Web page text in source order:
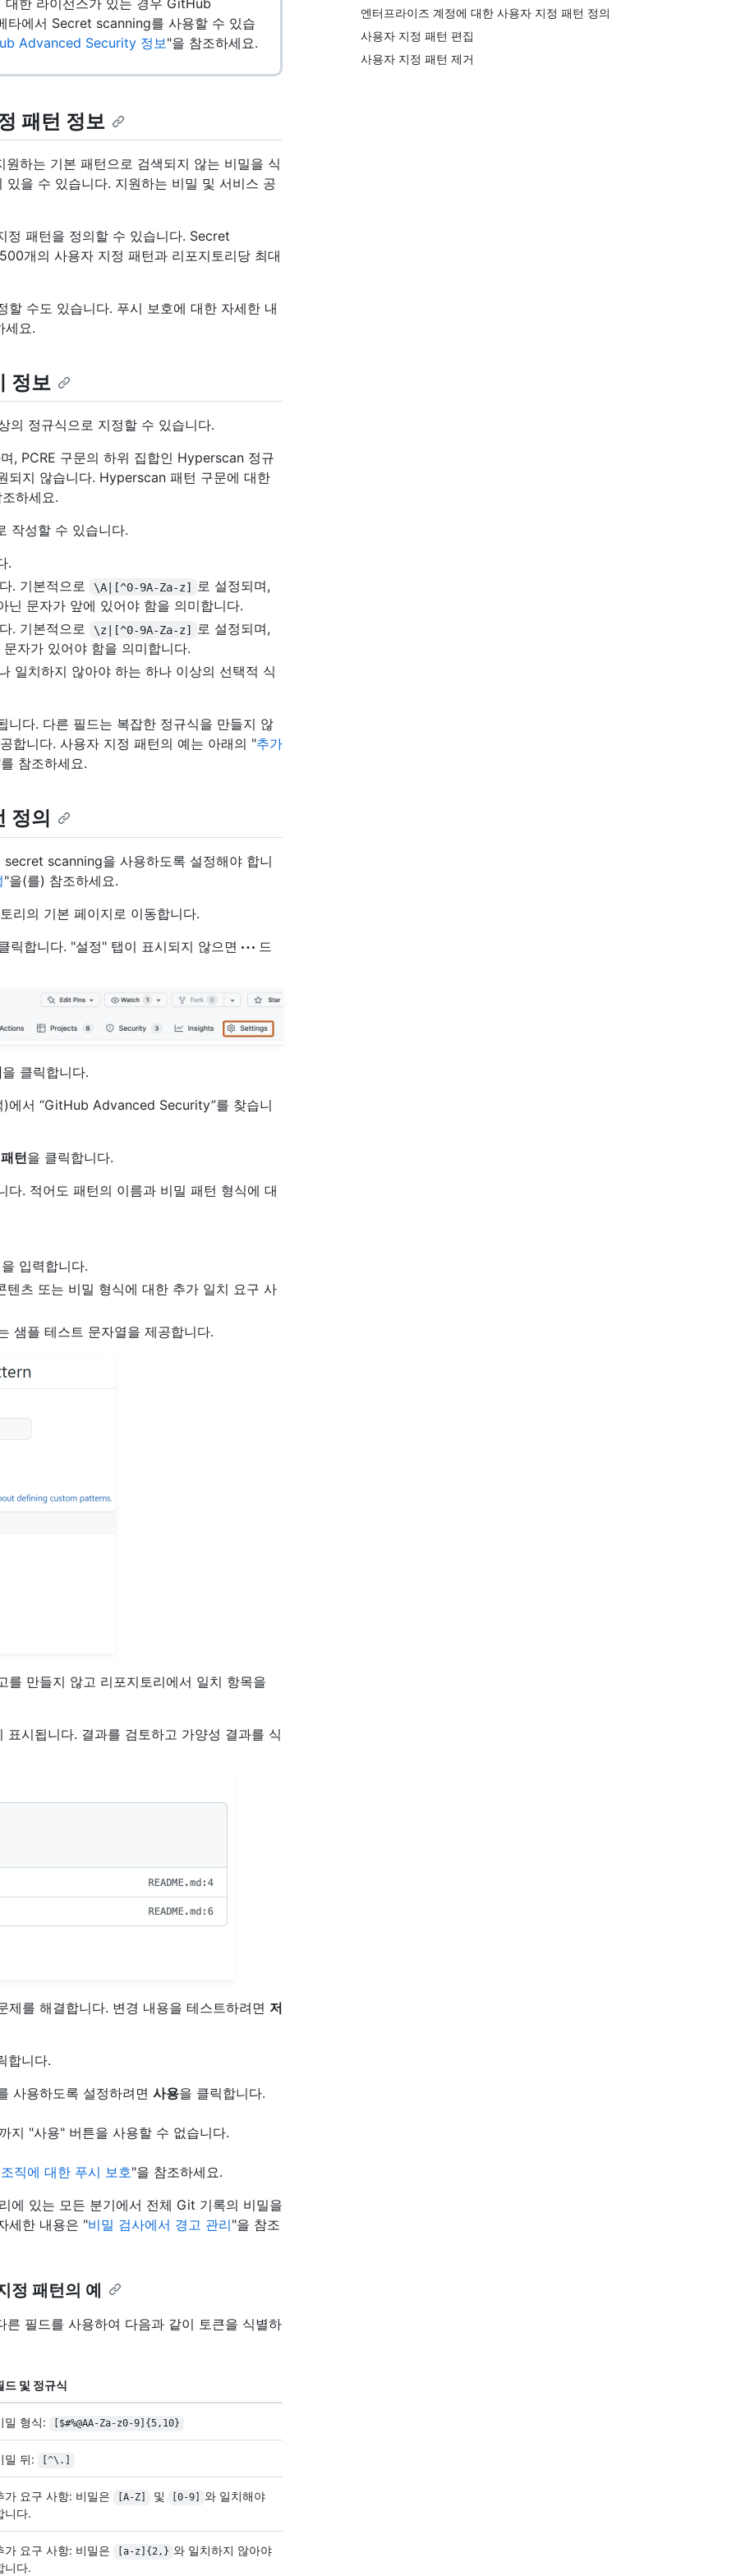
한 라이선스가 있는 경우 GitHub
에서 Secret scanning를 사용할 수 있습
Advanced Security 정보"을 참조하세요.
엔터프라이즈 계정에 대한 사용자 지정 패턴 정의
사용자 지정 패턴 편집
사용자 지정 패턴 제거
패턴 정보
하는 기본 패턴으로 검색되지 않는 비밀을 식
을 수 있습니다. 지원하는 비밀 및 서비스 공
정 패턴을 정의할 수 있습니다. Secret
개의 사용자 지정 패턴과 리포지토리당 최대
수도 있습니다. 푸시 보호에 대한 자세한 내
세요.
정보
의 정규식으로 지정할 수 있습니다.
, PCRE 구문의 하위 집합인 Hyperscan 정규
되지 않습니다. Hyperscan 패턴 구문에 대한
하세요.
작성할 수 있습니다.
.
. 기본적으로
\A|[^0-9A-Za-z] 로 설정되며,
문자가 앞에 있어야 함을 의미합니다.
. 기본적으로
\z|[^0-9A-Za-z] 로 설정되며,
자가 있어야 함을 의미합니다.
일치하지 않아야 하는 하나 이상의 선택적 식
다. 다른 필드는 복잡한 정규식을 만들지 않
합니다. 사용자 지정 패턴의 예는 아래의 "추가
참조하세요.
정의
scanning을 사용하도록 설정해야 합니
"을(를) 참조하세요.
리의 기본 페이지로 이동합니다.
릭합니다. "설정" 탭이 표시되지 않으면
드
을 클릭합니다.
서 “GitHub Advanced Security”를 찾습니
턴을 클릭합니다.
. 적어도 패턴의 이름과 비밀 패턴 형식에 대
입력합니다.
츠 또는 비밀 형식에 대한 추가 일치 요구 사
샘플 테스트 문자열을 제공합니다.
만들지 않고 리포지토리에서 일치 항목을
시됩니다. 결과를 검토하고 가양성 결과를 식
를 해결합니다. 변경 내용을 테스트하려면 저
합니다.
사용하도록 설정하려면 사용을 클릭합니다.
지 "사용" 버튼을 사용할 수 없습니다.
직에 대한 푸시 보호"을 참조하세요.
있는 모든 분기에서 전체 Git 기록의 비밀을
세한 내용은 "비밀 검사에서 경고 관리"을 참조
정 패턴의 예
필드를 사용하여 다음과 같이 토큰을 식별하
드 및 정규식
밀 형식: [$#%@AA-Za-z0-9]{5,10}
밀 뒤: [^\.]
가 요구 사항: 비밀은 [A-Z] 및 [0-9]
와 일치해야
니다.
가 요구 사항: 비밀은 [a-z]{2,} 와 일치하지 않아야
니다.